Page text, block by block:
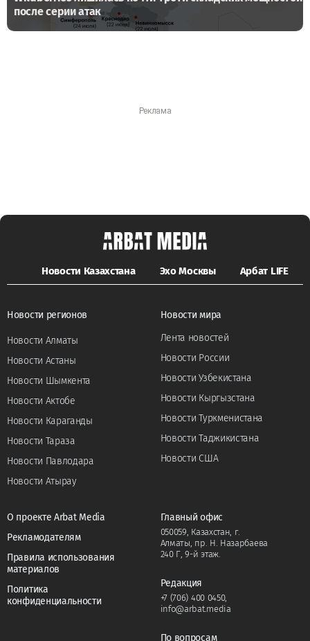
после серии атак
Новости Казахстана Эхо Москвы Арбат LIFE
Новости регионов
Новости Алматы
Новости Астаны
Новости Шымкента
Новости Актобе
Новости Караганды
Новости Тараза
Новости Павлодара
Новости Атырау
Новости мира
Лента новостей
Новости России
Новости Узбекистана
Новости Кыргызстана
Новости Туркменистана
Новости Таджикистана
Новости США
О проекте Arbat Media
Рекламодателям
Правила использования
материалов
Политика
конфиденциальности
Главный офис
050059, Казахстан, г.
Алматы, пр. Н. Назарбаева
240 Г, 9-й этаж.
Редакция
+7 (706) 400 0450,
info@arbat.media
По вопросам